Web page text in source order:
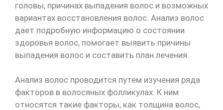
головы, причинах выпадения волос и возможных
вариантах восстановления волос. Анализ волос
дает подробную информацию о состоянии
здоровья волос, помогает выявить причины
выпадения волос и составить план лечения.
Анализ волос проводится путем изучения ряда
факторов в волосяных фолликулах. К ним
относятся такие факторы, как толщина волос,